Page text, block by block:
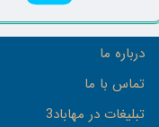
درباره ما
تماس با ما
تبلیغات در مهاباد3